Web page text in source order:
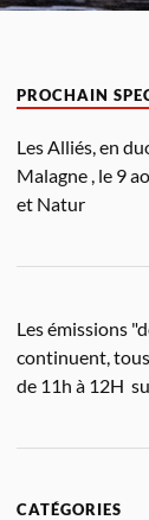
PROCHAIN
Les Alliés, en
Malagne , le 9
et Natur
Les émissions
continuent,
de 11h à 12H
CATÉGORIES